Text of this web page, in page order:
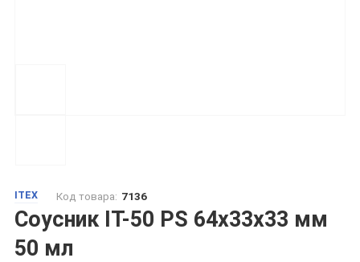
ITEX Код товара: 7136
Соусник ІТ-50 PS 64х33х33 мм
50 мл